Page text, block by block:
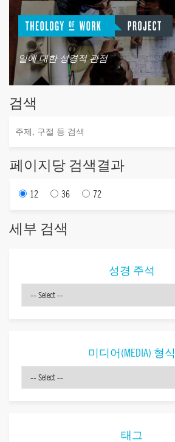
일에 대한 성경적 관점
검색
페이지당 검색결과
12 36 72
세부 검색
성경 주석
미디어(MEDIA) 형식
태그